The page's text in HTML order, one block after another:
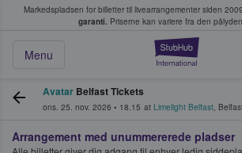
Markedspladsen for billetter til livearrangementer siden
garanti. Priserne kan variere fra den
Menu
køber og sælger billetter
Avatar Belfast Tickets
ons. 25. nov. 2026 • 18.15 at Limelight Belfast,
Arrangement med unummererede pladser